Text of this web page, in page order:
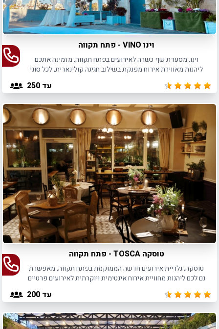
וינו VINO - פתח תקווה
וינו, מסעדת שף כשרה לאירועים בפתח תקווה, מזמינה אתכם
ליהנות מאווירת אירוח מפנקת בשילוב חגיגה קולינארית, לכל סוגי
עד 250
טוסקה TOSCA - פתח תקווה
טוסקה, גלריית אירועים חדשה הממוקמת בפתח תקווה, מאפשרת
גם לכם ליהנות מחוויית אירוח אינטימית ויוקרתית לאירועים פרטיים
עד 200